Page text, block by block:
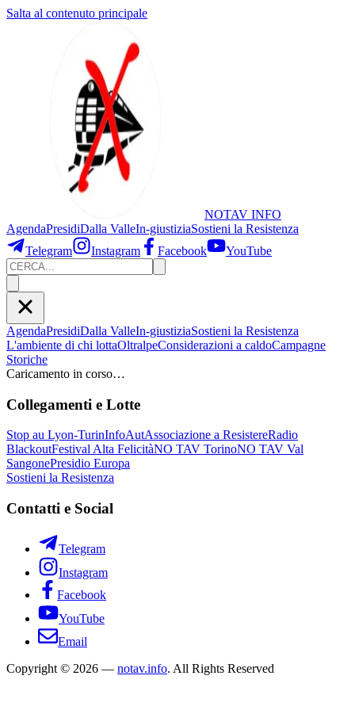
Salta al contenuto principale
NOTAV INFO
AgendaPresidiDalla ValleIn-giustiziaSostieni la Resistenza
Telegram
Instagram Facebook YouTube
AgendaPresidiDalla ValleIn-giustiziaSostieni la Resistenza
L'ambiente di chi lottaOltralpeConsiderazioni a caldoCampagne
Storiche
Caricamento in corso…
Collegamenti e Lotte
Stop au Lyon-TurinInfoAutAssociazione a ResistereRadio
BlackoutFestival Alta FelicitàNO TAV TorinoNO TAV Val
SangonePresidio Europa
Sostieni la Resistenza
Contatti e Social
Telegram
Instagram
Facebook
YouTube
Email
Copyright © 2026 — notav.info. All Rights Reserved